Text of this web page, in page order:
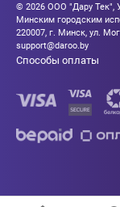
© 2026 ООО "Дару Тек",
Минским городским
220007, г. Минск, ул.
support@daroo.by
Способы оплаты